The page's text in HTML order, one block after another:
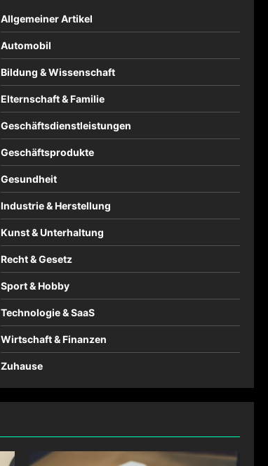
Allgemeiner Artikel
Automobil
Bildung & Wissenschaft
Elternschaft & Familie
Geschäftsdienstleistungen
Geschäftsprodukte
Gesundheit
Industrie & Herstellung
Kunst & Unterhaltung
Recht & Gesetz
Sport & Hobby
Technologie & SaaS
Wirtschaft & Finanzen
Zuhause